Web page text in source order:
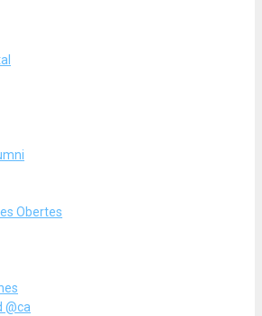
Obertes
@ca